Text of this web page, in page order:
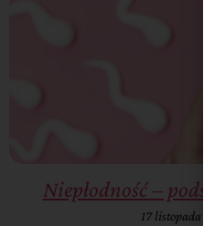
Niepłodność –
17 listopada